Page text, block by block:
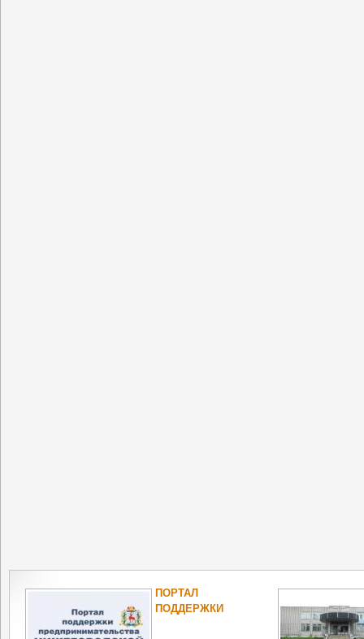
ПОРТАЛ
ПОДДЕРЖКИ